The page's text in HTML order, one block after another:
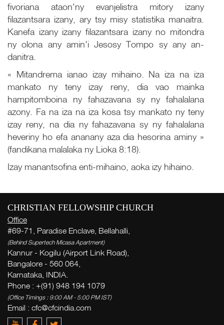
fivoriana ataon'ny evanjelistra mitory izany
filazantsara izany, ary tsy misy statistika manaitra.
Kanefa izany izany filazantsara izany no mitondra
ny olona any amin'i Jesosy Tompo sy any an-
danitra.
« Mitandrema ianao izay mihaino. Na iza na iza
mankato ny teny izay reny, dia vao mainka
hampitomboina ny fahazavana sy ny fahalalana
azony. Fa na iza na iza kosa tsy mankato ny teny
izay reny, na dia ny fahazavana sy ny fahalalana
heveriny ho efa ananany aza dia hesorina aminy »
(fandikana malalaka ny Lioka 8:18).
Izay manantsofina enti-mihaino, aoka izy hihaino.
CHRISTIAN FELLOWSHIP CHURCH
Office
#69-71, Paradise Enclave, Bellahalli,
(Behind Supertech Micasa Apartment)
Kannur - Kogilu (Airport Link Road),
Bangalore - 560 064,
Karnataka, INDIA.
Phone : +(91) 948 194 1079
(Office Timings : 9:00 AM - 5:00 PM IST)
Email : cfc@cfcindia.com